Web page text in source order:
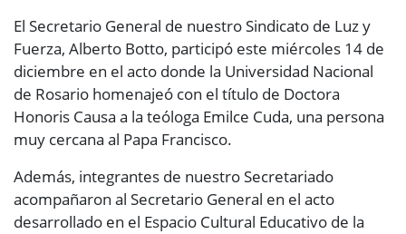
El Secretario General de nuestro Sindicato de Luz y
Fuerza, Alberto Botto, participó este miércoles 14 de
diciembre en el acto donde la Universidad Nacional
de Rosario homenajeó con el título de Doctora
Honoris Causa a la teóloga Emilce Cuda, una persona
muy cercana al Papa Francisco.
Además, integrantes de nuestro Secretariado
acompañaron al Secretario General en el acto
desarrollado en el Espacio Cultural Educativo de la